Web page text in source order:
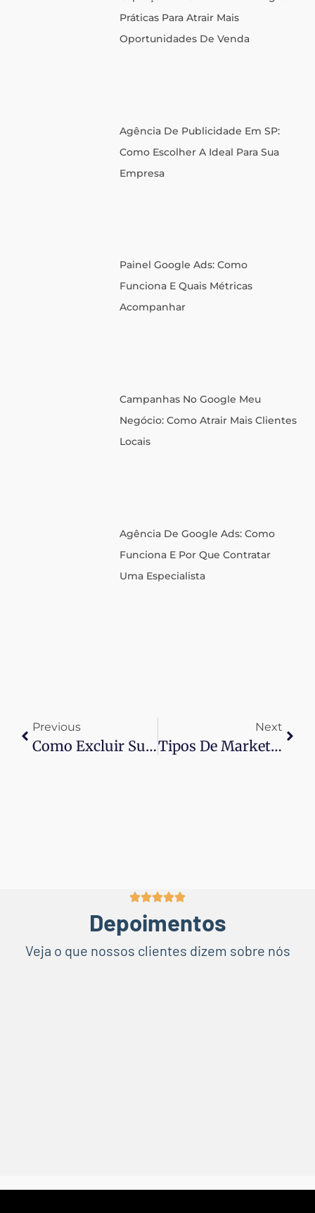
Práticas Para Atrair Mais
Oportunidades De Venda
Agência De Publicidade Em SP:
Como Escolher A Ideal Para Sua
Empresa
Painel Google Ads: Como
Funciona E Quais Métricas
Acompanhar
Campanhas No Google Meu
Negócio: Como Atrair Mais Clientes
Locais
Agência De Google Ads: Como
Funciona E Por Que Contratar
Uma Especialista
Previous
Como Excluir Sua Conta Do Facebook Sem Perder Dados Importantes
Next
Tipos De Marketing: Entendendo As Diversas Abordagens No Digital
Depoimentos
Veja o que nossos clientes dizem sobre nós